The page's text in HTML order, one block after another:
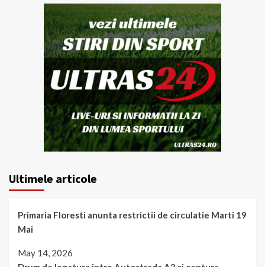
Ultimele articole
Primaria Floresti anunta restrictii de circulatie Marti 19
Mai
May 14, 2026